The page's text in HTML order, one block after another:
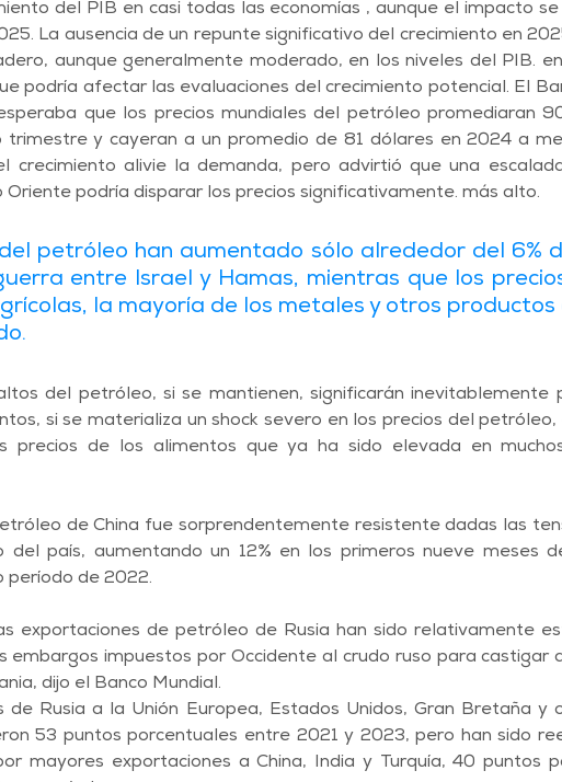
del PIB en casi todas las economías , aunque el impacto se
La ausencia de un repunte significativo del crecimiento en
aunque generalmente moderado, en los niveles del PIB.
podría afectar las evaluaciones del crecimiento potencial. El
que los precios mundiales del petróleo promediaran
trimestre y cayeran a un promedio de 81 dólares en 2024 a
crecimiento alivie la demanda, pero advirtió que una
Oriente podría disparar los precios significativamente. más alto.
petróleo han aumentado sólo alrededor del 6%
entre Israel y Hamas, mientras que los
la mayoría de los metales y otros productos
del petróleo, si se mantienen, significarán inevitablemente
si se materializa un shock severo en los precios del
precios de los alimentos que ya ha sido elevada en
de China fue sorprendentemente resistente dadas las
del país, aumentando un 12% en los primeros nueve meses
período de 2022.
exportaciones de petróleo de Rusia han sido relativamente
embargos impuestos por Occidente al crudo ruso para castigar
dijo el Banco Mundial.
de Rusia a la Unión Europea, Estados Unidos, Gran Bretaña y
53 puntos porcentuales entre 2021 y 2023, pero han sido
mayores exportaciones a China, India y Turquía, 40 puntos